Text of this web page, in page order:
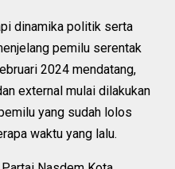
dinamika politik serta
pemilu serentak
2024 mendatang,
external mulai dilakukan
yang sudah lolos
waktu yang lalu.